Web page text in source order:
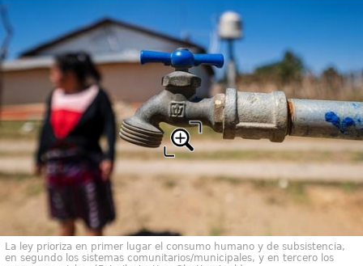
La ley prioriza en primer lugar el consumo humano y de subsistencia,
en segundo los sistemas comunitarios/municipales, y en tercero los